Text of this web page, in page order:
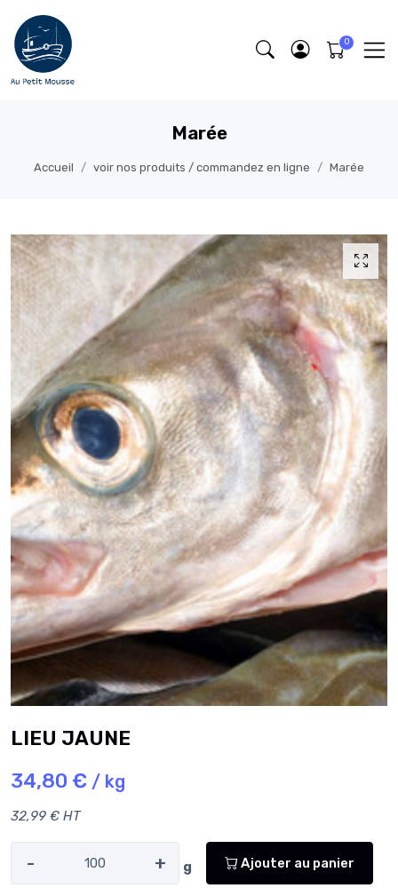
Marée
Accueil voir nos produits / commandez en ligne Marée
LIEU JAUNE
34,80 € / kg
32,99 € HT
- + g Ajouter au panier